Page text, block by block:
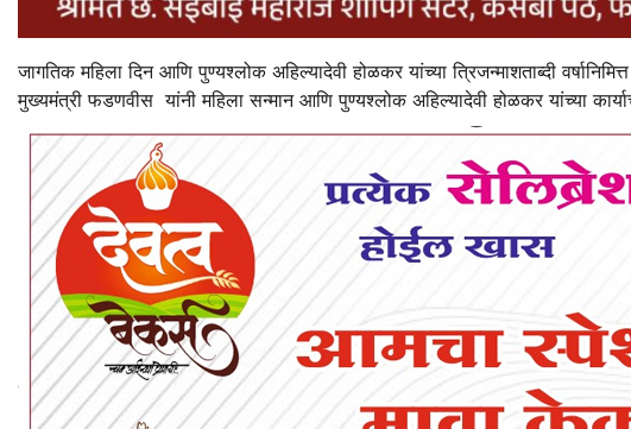
जागतिक महिला दिन आणि पुण्यश्लोक अहिल्यादेवी होळकर यांच्या त्रिजन्माशताब्दी
मुख्यमंत्री फडणवीस यांनी महिला सन्मान आणि पुण्यश्लोक अहिल्यादेवी होळकर यांच्या